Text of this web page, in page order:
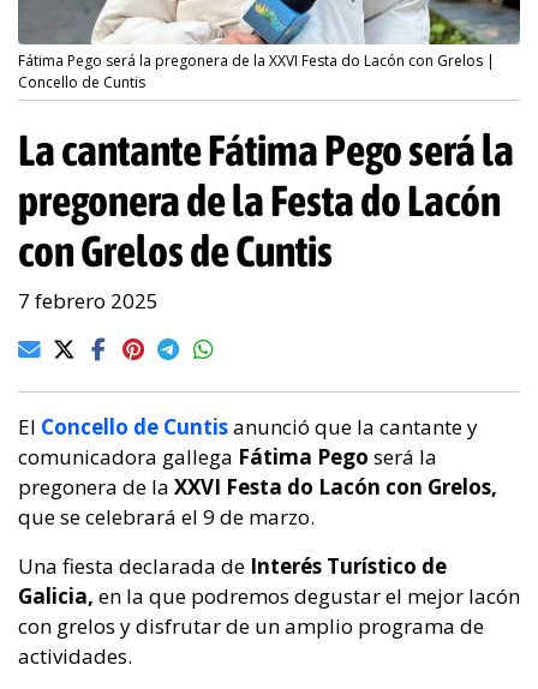
Fátima Pego será la pregonera de la XXVI Festa do Lacón con Grelos |
Concello de Cuntis
La cantante Fátima Pego será la
pregonera de la Festa do Lacón
con Grelos de Cuntis
7 febrero 2025
El Concello de Cuntisanunció que la cantante y
comunicadora gallega Fátima Pego será la
pregonera de la XXVI Festa do Lacón con Grelos,
que se celebrará el 9 de marzo.
Una fiesta declarada de Interés Turístico de
Galicia, en la que podremos degustar el mejor lacón
con grelos y disfrutar de un amplio programa de
actividades.